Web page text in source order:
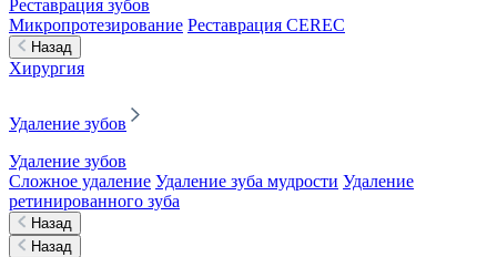
Реставрация зубов
Микропротезирование Реставрация CEREC
Назад
Хирургия
Удаление зубов
Удаление зубов
Сложное удаление Удаление зуба мудрости Удаление
ретинированного зуба
Назад
Назад